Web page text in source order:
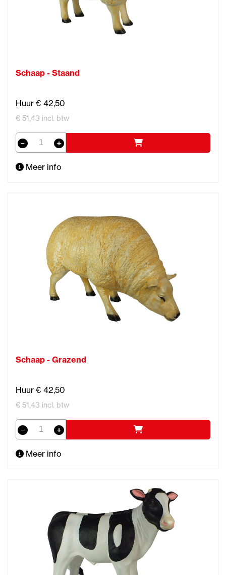
Schaap - Staand
Huur € 42,50
€ 51,43 incl. btw
Meer info
Schaap - Grazend
Huur € 42,50
€ 51,43 incl. btw
Meer info